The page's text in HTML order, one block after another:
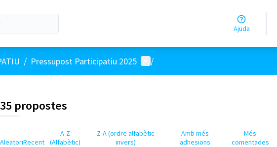
Ajuda
/ Pressupost Participatiu 2025 Menú d'usuari
/
35 propostes
AleatoriRecent
A-Z
(Alfabètic)
Z-A (ordre alfabètic
invers)
Amb més
adhesions
Més
comentades